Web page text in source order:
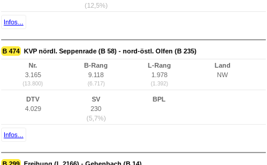
(12,5%)
Infos...
B 474 KVP nördl. Seppenrade (B 58) - nord-östl. Olfen (B 235)
Nr.
3.165
(13.800)
B-Rang
9.118
(6.717)
L-Rang
1.978
(1.392)
Land
NW
DTV
4.029
SV
230
(5,7%)
BPL
Infos...